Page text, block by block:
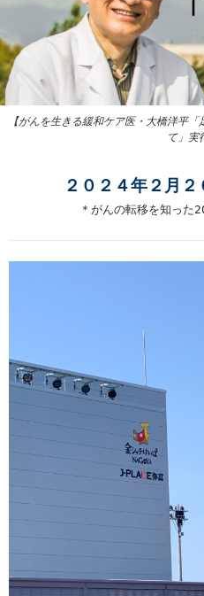
【がんを生きる緩和ケア医・大橋洋平
て」実
２０２４年２月２
＊がんの転移を知った